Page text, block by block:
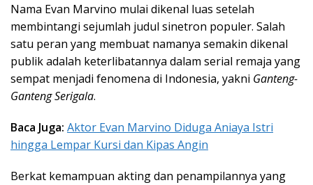
Nama Evan Marvino mulai dikenal luas setelah
membintangi sejumlah judul sinetron populer. Salah
satu peran yang membuat namanya semakin dikenal
publik adalah keterlibatannya dalam serial remaja yang
sempat menjadi fenomena di Indonesia, yakni Ganteng-
Ganteng Serigala.
Baca Juga: Aktor Evan Marvino Diduga Aniaya Istri
hingga Lempar Kursi dan Kipas Angin
Berkat kemampuan akting dan penampilannya yang